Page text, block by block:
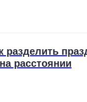
разделить
расстоянии